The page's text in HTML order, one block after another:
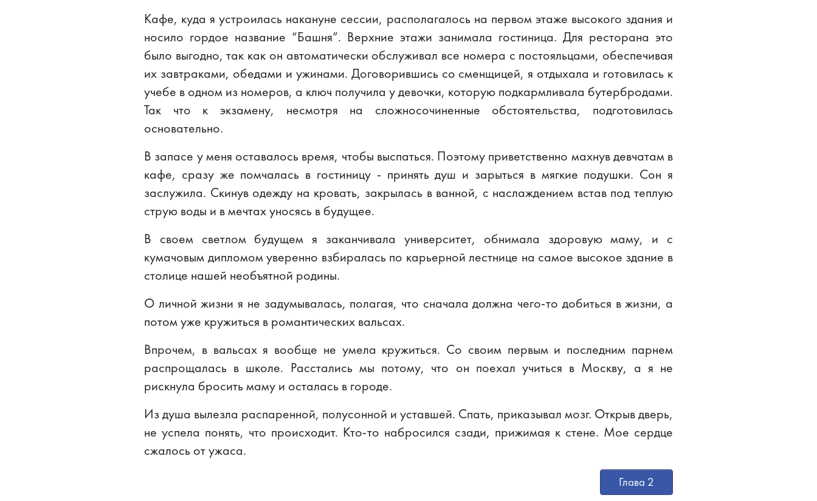
Кафе, куда я устроилась накануне сессии, располагалось на первом этаже высокого здания и
носило гордое название “Башня”. Верхние этажи занимала гостиница. Для ресторана это
было выгодно, так как он автоматически обслуживал все номера с постояльцами, обеспечивая
их завтраками, обедами и ужинами. Договорившись со сменщицей, я отдыхала и готовилась к
учебе в одном из номеров, а ключ получила у девочки, которую подкармливала бутербродами.
Так что к экзамену, несмотря на сложносочиненные обстоятельства, подготовилась
основательно.
В запасе у меня оставалось время, чтобы выспаться. Поэтому приветственно махнув девчатам в
кафе, сразу же помчалась в гостиницу - принять душ и зарыться в мягкие подушки. Сон я
заслужила. Скинув одежду на кровать, закрылась в ванной, с наслаждением встав под теплую
струю воды и в мечтах уносясь в будущее.
В своем светлом будущем я заканчивала университет, обнимала здоровую маму, и с
кумачовым дипломом уверенно взбиралась по карьерной лестнице на самое высокое здание в
столице нашей необъятной родины.
О личной жизни я не задумывалась, полагая, что сначала должна чего-то добиться в жизни, а
потом уже кружиться в романтических вальсах.
Впрочем, в вальсах я вообще не умела кружиться. Со своим первым и последним парнем
распрощалась в школе. Расстались мы потому, что он поехал учиться в Москву, а я не
рискнула бросить маму и осталась в городе.
Из душа вылезла распаренной, полусонной и уставшей. Спать, приказывал мозг. Открыв дверь,
не успела понять, что происходит. Кто-то набросился сзади, прижимая к стене. Мое сердце
сжалось от ужаса.
Глава 2